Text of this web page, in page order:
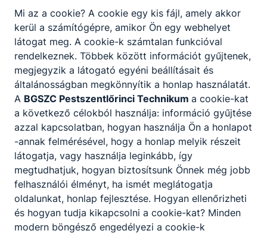
Mi az a cookie? A cookie egy kis fájl, amely akkor
kerül a számítógépre, amikor Ön egy webhelyet
látogat meg. A cookie-k számtalan funkcióval
rendelkeznek. Többek között információt gyűjtenek,
megjegyzik a látogató egyéni beállításait és
általánosságban megkönnyítik a honlap használatát.
A BGSZC Pestszentlőrinci Technikum a cookie-kat
a következő célokból használja: információ gyűjtése
azzal kapcsolatban, hogyan használja Ön a honlapot
-annak felmérésével, hogy a honlap melyik részeit
látogatja, vagy használja leginkább, így
megtudhatjuk, hogyan biztosítsunk Önnek még jobb
felhasználói élményt, ha ismét meglátogatja
oldalunkat, honlap fejlesztése. Hogyan ellenőrizheti
és hogyan tudja kikapcsolni a cookie-kat? Minden
modern böngésző engedélyezi a cookie-k